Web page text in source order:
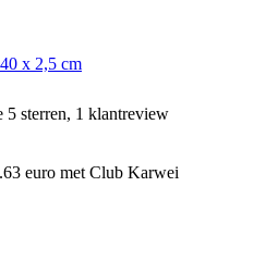
x 2,5 cm
5 sterren, 1 klantreview
euro met Club Karwei